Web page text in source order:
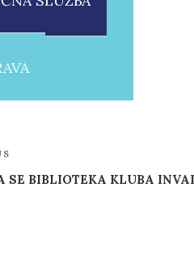
SE BIBLIOTEKA KLUBA